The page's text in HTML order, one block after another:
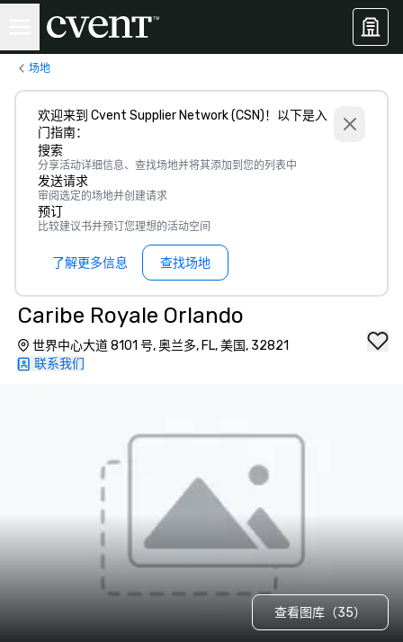
场地
欢迎来到 Cvent Supplier Network (CSN)！以下是入
门指南：
搜索
分享活动详细信息、查找场地并将其添加到您的列表中
发送请求
审阅选定的场地并创建请求
预订
比较建议书并预订您理想的活动空间
了解更多信息 查找场地
Caribe Royale Orlando
世界中心大道 8101 号, 奥兰多, FL, 美国, 32821
联系我们
查看图库（35）